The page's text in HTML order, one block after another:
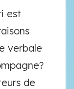
est
verbale
de